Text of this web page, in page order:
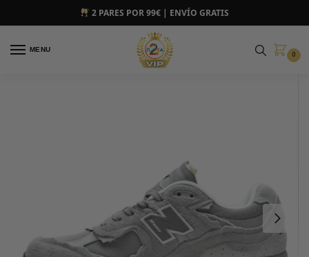
2 PARES POR 99€ | ENVÍO GRATIS
MENU
0